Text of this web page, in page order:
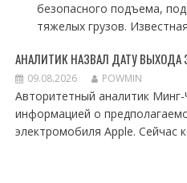
безопасного подъема,
тяжелых грузов.
АНАЛИТИК НАЗВАЛ ДАТУ ВЫХОДА
09.08.2026 POWMIN
Авторитетный аналитик
информацией о
электромобиля Apple. Сейчас